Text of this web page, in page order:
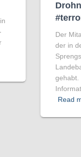
Der
der in
gehabt.
Read